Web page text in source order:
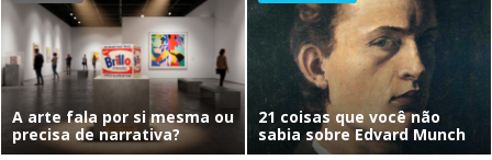
A arte fala por si mesma ou
precisa de narrativa?
21 coisas que você não
sabia sobre Edvard Munch